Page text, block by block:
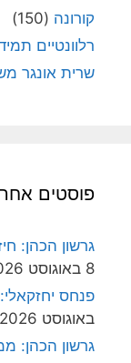
קורונה (150)
רלוונטיים
שרית אונגר
פוסטים
גרשון הכהן:
8 באוגוסט 2026
פנחס
באוגוסט 2026
גרשון הכהן: